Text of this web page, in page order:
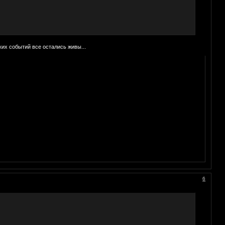
событий все остались живы...
6